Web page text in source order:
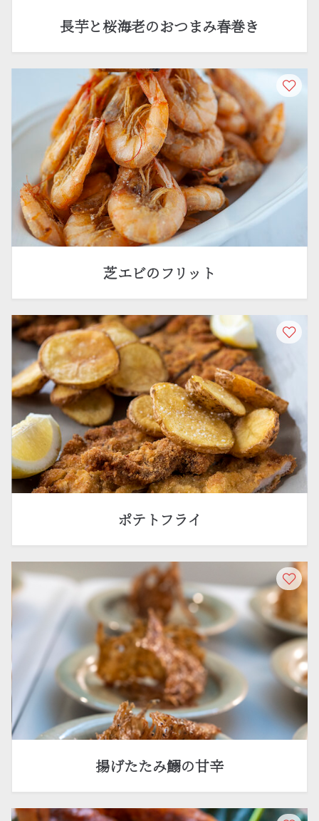
長芋と桜海老のおつまみ春巻き
芝エビのフリット
ポテトフライ
揚げたたみ鰯の甘辛